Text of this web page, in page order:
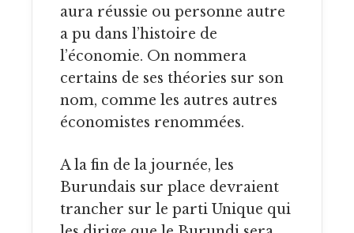
aura réussie ou personne autre
a pu dans l’histoire de
l’économie. On nommera
certains de ses théories sur son
nom, comme les autres autres
économistes renommées.
A la fin de la journée, les
Burundais sur place devraient
trancher sur le parti Unique qui